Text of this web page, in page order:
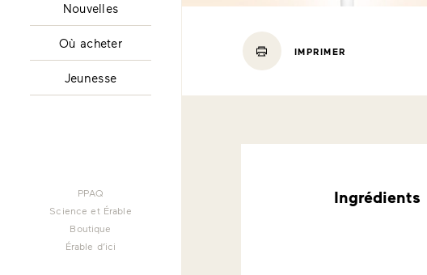
Nouvelles
Où acheter
Jeunesse
PPAQ
Science et Érable
Boutique
Érable d’ici
IMPRIMER
Ingrédients